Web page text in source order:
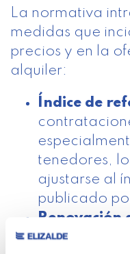
La normativa
medidas que
precios y en la
alquiler:
Índice de
tenedores,
ajustarse al
publicado
Renovación
establecen